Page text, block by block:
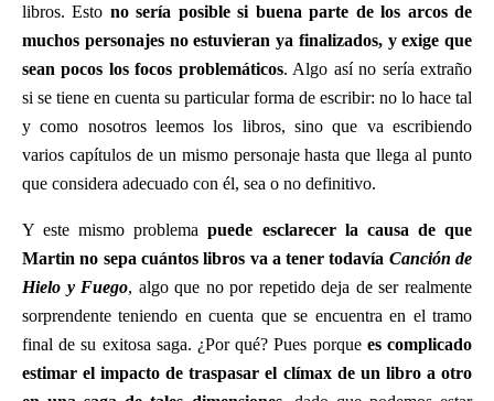
libros. Esto no sería posible si buena parte de los arcos de
muchos personajes no estuvieran ya finalizados, y exige que
sean pocos los focos problemáticos. Algo así no sería extraño
si se tiene en cuenta su particular forma de escribir: no lo hace tal
y como nosotros leemos los libros, sino que va escribiendo
varios capítulos de un mismo personaje hasta que llega al punto
que considera adecuado con él, sea o no definitivo.
Y este mismo problemapuede esclarecer la causa de que
Martin no sepa cuántos libros va a tener todavía Canción de
Hielo y Fuego, algo que no por repetido deja de ser realmente
sorprendente teniendo en cuenta que se encuentra en el tramo
final de su exitosa saga. ¿Por qué? Pues porque es complicado
estimar el impacto de traspasar el clímax de un libro a otro